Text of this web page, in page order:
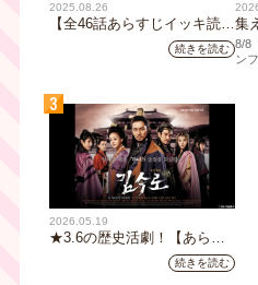
2025.08.26
【全46話あらすじイッキ読
み】韓国ドラマ『火の女神
ジョンイ』｜テレビ大阪 9
ート
続きを読む
集
の
拠
8/8
ン
ジ
ョ
3
2026.05.19
★3.6の歴史活劇！【あらす
じ全32話イッキ読み】韓国ド
ラマ『鉄の王 キム・スロ』
続きを読む